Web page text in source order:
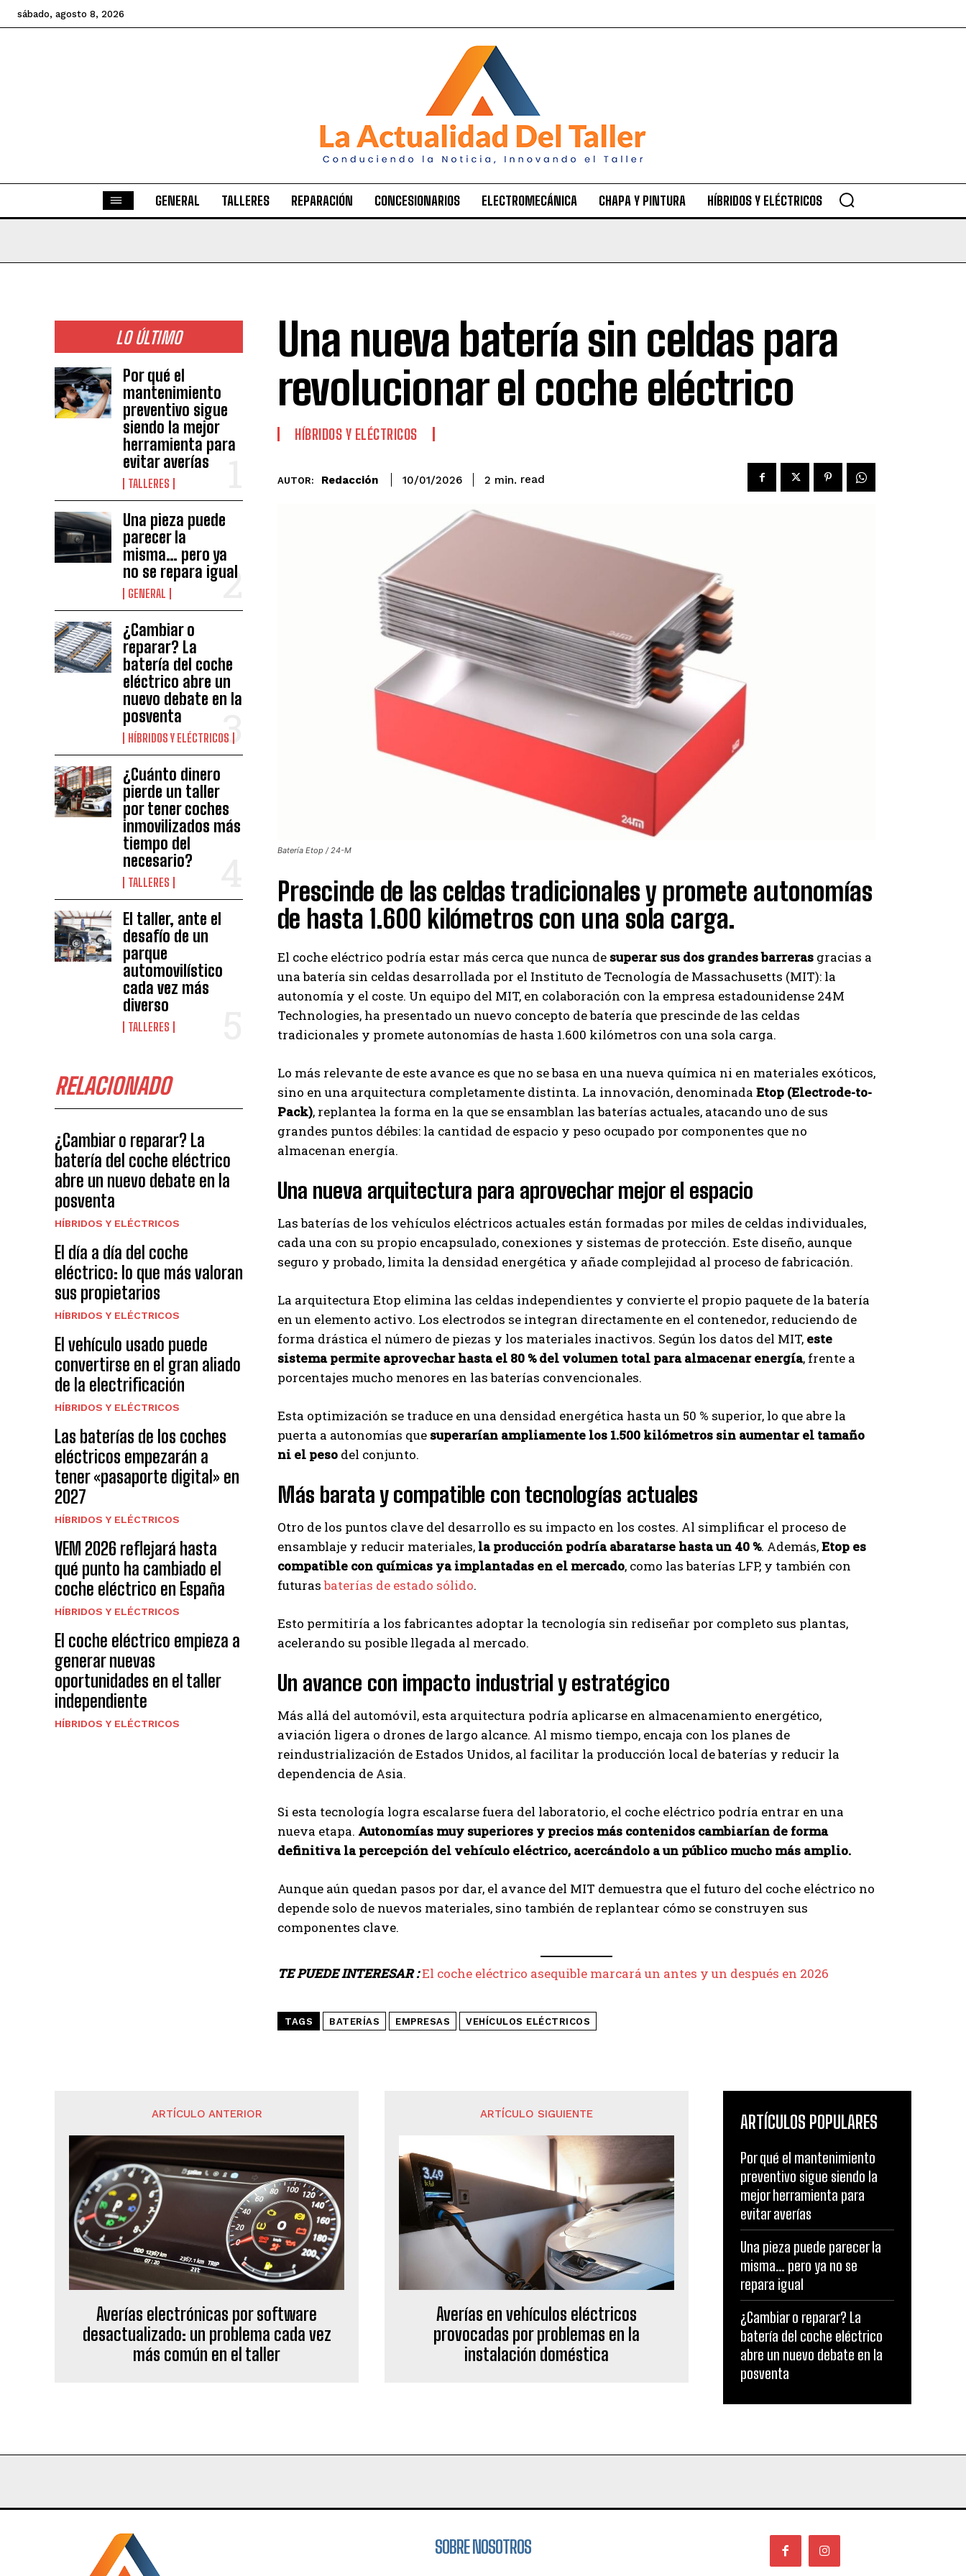
sábado, agosto 8, 2026
GENERAL TALLERES REPARACIÓN CONCESIONARIOS ELECTROMECÁNICA CHAPA Y PINTURA HÍBRIDOS Y ELÉCTRICOS
LO ÚLTIMO
Por qué el
mantenimiento
preventivo sigue
siendo la mejor
herramienta para
evitar averías
TALLERES
Una pieza puede
parecer la
misma… pero ya
no se repara igual
GENERAL
¿Cambiar o
reparar? La
batería del coche
eléctrico abre un
nuevo debate en la
posventa
HÍBRIDOS Y ELÉCTRICOS
¿Cuánto dinero
pierde un taller
por tener coches
inmovilizados más
tiempo del
necesario?
TALLERES
El taller, ante el
desafío de un
parque
automovilístico
cada vez más
diverso
TALLERES
RELACIONADO
¿Cambiar o reparar? La
batería del coche eléctrico
abre un nuevo debate en la
posventa
HÍBRIDOS Y ELÉCTRICOS
El día a día del coche
eléctrico: lo que más valoran
sus propietarios
HÍBRIDOS Y ELÉCTRICOS
El vehículo usado puede
convertirse en el gran aliado
de la electrificación
HÍBRIDOS Y ELÉCTRICOS
Las baterías de los coches
eléctricos empezarán a
tener «pasaporte digital» en
2027
HÍBRIDOS Y ELÉCTRICOS
VEM 2026 reflejará hasta
qué punto ha cambiado el
coche eléctrico en España
HÍBRIDOS Y ELÉCTRICOS
El coche eléctrico empieza a
generar nuevas
oportunidades en el taller
independiente
HÍBRIDOS Y ELÉCTRICOS
Una nueva batería sin celdas para
revolucionar el coche eléctrico
HÍBRIDOS Y ELÉCTRICOS
AUTOR: Redacción 10/01/2026 2 min. read
Batería Etop / 24-M
Prescinde de las celdas tradicionales y promete autonomías
de hasta 1.600 kilómetros con una sola carga.
El coche eléctrico podría estar más cerca que nunca de superar sus dos grandes barreras gracias a
una batería sin celdas desarrollada por el Instituto de Tecnología de Massachusetts (MIT): la
autonomía y el coste. Un equipo del MIT, en colaboración con la empresa estadounidense 24M
Technologies, ha presentado un nuevo concepto de batería que prescinde de las celdas
tradicionales y promete autonomías de hasta 1.600 kilómetros con una sola carga.
Lo más relevante de este avance es que no se basa en una nueva química ni en materiales exóticos,
sino en una arquitectura completamente distinta. La innovación, denominada Etop (Electrode-to-
Pack), replantea la forma en la que se ensamblan las baterías actuales, atacando uno de sus
grandes puntos débiles: la cantidad de espacio y peso ocupado por componentes que no
almacenan energía.
Una nueva arquitectura para aprovechar mejor el espacio
Las baterías de los vehículos eléctricos actuales están formadas por miles de celdas individuales,
cada una con su propio encapsulado, conexiones y sistemas de protección. Este diseño, aunque
seguro y probado, limita la densidad energética y añade complejidad al proceso de fabricación.
La arquitectura Etop elimina las celdas independientes y convierte el propio paquete de la batería
en un elemento activo. Los electrodos se integran directamente en el contenedor, reduciendo de
forma drástica el número de piezas y los materiales inactivos. Según los datos del MIT, este
sistema permite aprovechar hasta el 80 % del volumen total para almacenar energía, frente a
porcentajes mucho menores en las baterías convencionales.
Esta optimización se traduce en una densidad energética hasta un 50 % superior, lo que abre la
puerta a autonomías que superarían ampliamente los 1.500 kilómetros sin aumentar el tamaño
ni el peso del conjunto.
Más barata y compatible con tecnologías actuales
Otro de los puntos clave del desarrollo es su impacto en los costes. Al simplificar el proceso de
ensamblaje y reducir materiales, la producción podría abaratarse hasta un 40 %. Además,Etop es
compatible con químicas ya implantadas en el mercado, como las baterías LFP, y también con
futurasbaterías de estado sólido.
Esto permitiría a los fabricantes adoptar la tecnología sin rediseñar por completo sus plantas,
acelerando su posible llegada al mercado.
Un avance con impacto industrial y estratégico
Más allá del automóvil, esta arquitectura podría aplicarse en almacenamiento energético,
aviación ligera o drones de largo alcance. Al mismo tiempo, encaja con los planes de
reindustrialización de Estados Unidos, al facilitar la producción local de baterías y reducir la
dependencia de Asia.
Si esta tecnología logra escalarse fuera del laboratorio, el coche eléctrico podría entrar en una
nueva etapa. Autonomías muy superiores y precios más contenidos cambiarían de forma
definitiva la percepción del vehículo eléctrico, acercándolo a un público mucho más amplio.
Aunque aún quedan pasos por dar, el avance del MIT demuestra que el futuro del coche eléctrico no
depende solo de nuevos materiales, sino también de replantear cómo se construyen sus
componentes clave.
TE PUEDE INTERESAR :El coche eléctrico asequible marcará un antes y un después en 2026
TAGS BATERÍAS EMPRESAS VEHÍCULOS ELÉCTRICOS
ARTÍCULO ANTERIOR
Averías electrónicas por software
desactualizado: un problema cada vez
más común en el taller
ARTÍCULO SIGUIENTE
Averías en vehículos eléctricos
provocadas por problemas en la
instalación doméstica
ARTÍCULOS POPULARES
Por qué el mantenimiento
preventivo sigue siendo la
mejor herramienta para
evitar averías
Una pieza puede parecer la
misma… pero ya no se
repara igual
¿Cambiar o reparar? La
batería del coche eléctrico
abre un nuevo debate en la
posventa
SOBRE NOSOTROS